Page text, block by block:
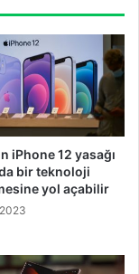
iPhone 12 yasağı
bir teknoloji
yol açabilir